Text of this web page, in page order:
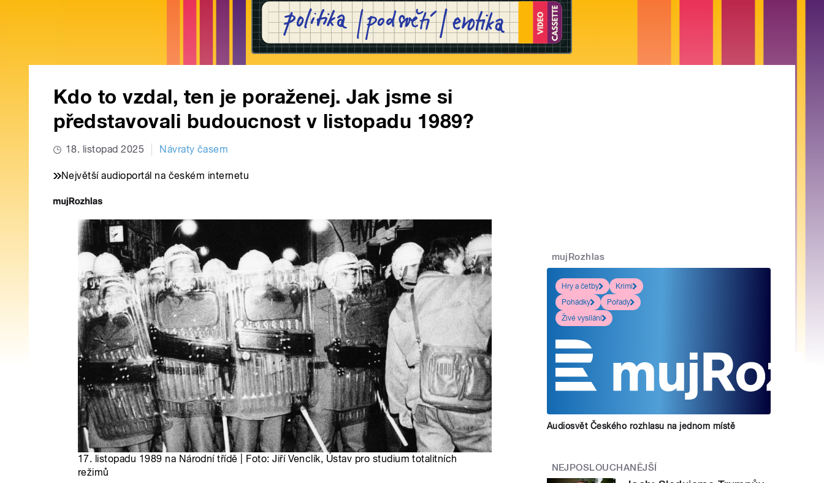
Kdo to vzdal, ten je poraženej. Jak jsme si
představovali budoucnost v listopadu 1989?
18. listopad 2025 Návraty časem
Největší audioportál na českém internetu
17. listopadu 1989 na Národní třídě | Foto: Jiří Venclík, Ústav pro studium totalitních
režimů
mujRozhlas
Hry a četby
Krimi
Pohádky
Pořady
Živé vysílání
Audiosvět Českého rozhlasu na jednom místě
NEJPOSLOUCHANĚJŠÍ